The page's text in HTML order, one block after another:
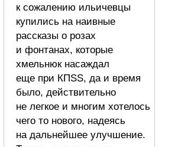
к сожалению ильичевцы
купились на наивные
рассказы о розах
и фонтанах, которые
хмельнюк насаждал
еще при КПSS, да и время
было, действительно
не легкое и многим хотелось
чего то нового, надеясь
на дальнейшее улучшение.